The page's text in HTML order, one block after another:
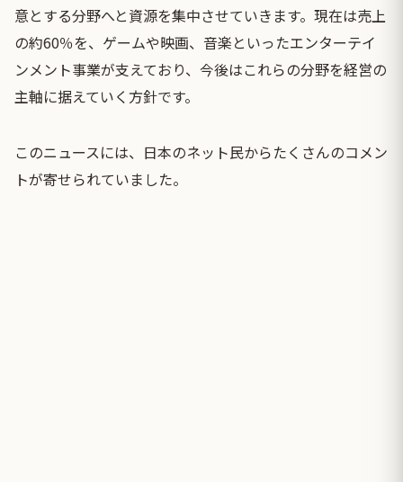
意とする分野へと資源を集中させていきます。現在は売上
の約60％を、ゲームや映画、音楽といったエンターテイ
ンメント事業が支えており、今後はこれらの分野を経営の
主軸に据えていく方針です。
このニュースには、日本のネット民からたくさんのコメン
トが寄せられていました。